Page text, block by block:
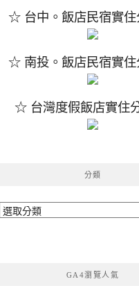
☆ 台中。飯店民宿實
☆ 南投。飯店民宿實
☆ 台灣度假飯店實住
分類
分
GA4瀏覽人氣